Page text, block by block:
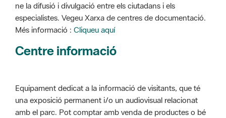
ne la difusió i divulgació entre els ciutadans i els
especialistes. Vegeu Xarxa de centres de documentació.
Més informació : Cliqueu aquí
Centre informació
Equipament dedicat a la informació de visitants, que té
una exposició permanent i/o un audiovisual relacionat
amb el parc. Pot comptar amb venda de productes o bé